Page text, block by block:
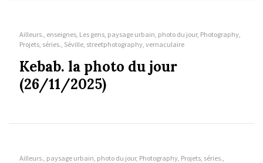
Ailleurs., enseignes, Les gens, paysage urbain, photo du jour, Photography,
Projets, séries., Séville, streetphotography, vernaculaire
Kebab. la photo du jour
(26/11/2025)
Ailleurs., paysage urbain, photo du jour, Photography, Projets, séries.,